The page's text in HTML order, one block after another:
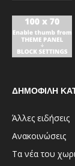
ΔΗΜΟΦΙΛΗ
Άλλες ειδήσεις
Ανακοινώσεις
Τα νέα του